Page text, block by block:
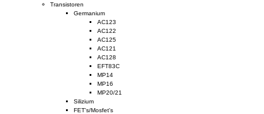
Transistoren
Germanium
AC123
AC122
AC125
AC121
AC128
EFT83C
MP14
MP16
MP20/21
Silizium
FET's/Mosfet's